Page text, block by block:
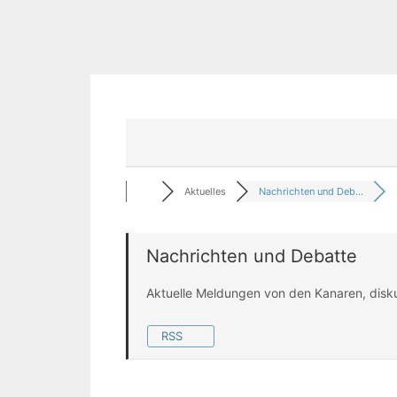
Aktuelles Nachrichten und Deb...
Nachrichten und Debatte
Aktuelle Meldungen von den Kanaren,
RSS